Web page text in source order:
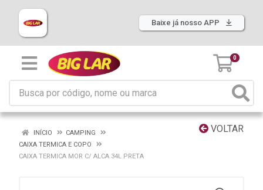
Baixe já nosso APP
0
VOLTAR
INÍCIO
CAMPING
CAIXA TERMICA E COPO
CAIXA TERMICA MOR C/ ALCA 34L PRETA